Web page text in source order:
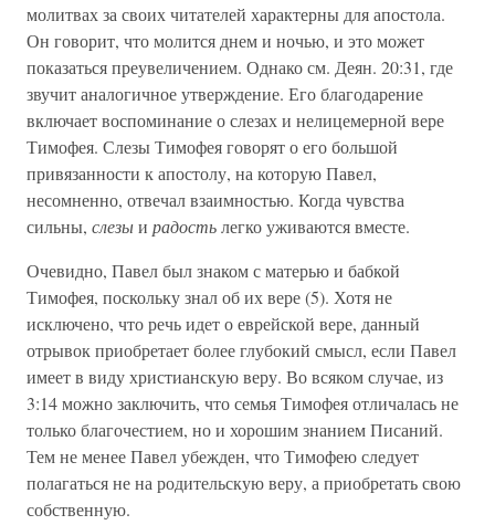
молитвах за своих читателей характерны для апостола.
Он говорит, что молится днем и ночью, и это может
показаться преувеличением. Однако см. Деян. 20:31, где
звучит аналогичное утверждение. Его благодарение
включает воспоминание о слезах и нелицемерной вере
Тимофея. Слезы Тимофея говорят о его большой
привязанности к апостолу, на которую Павел,
несомненно, отвечал взаимностью. Когда чувства
сильны, слезыи радостьлегко уживаются вместе.
Очевидно, Павел был знаком с матерью и бабкой
Тимофея, поскольку знал об их вере (5). Хотя не
исключено, что речь идет о еврейской вере, данный
отрывок приобретает более глубокий смысл, если Павел
имеет в виду христианскую веру. Во всяком случае, из
3:14 можно заключить, что семья Тимофея отличалась не
только благочестием, но и хорошим знанием Писаний.
Тем не менее Павел убежден, что Тимофею следует
полагаться не на родительскую веру, а приобретать свою
собственную.